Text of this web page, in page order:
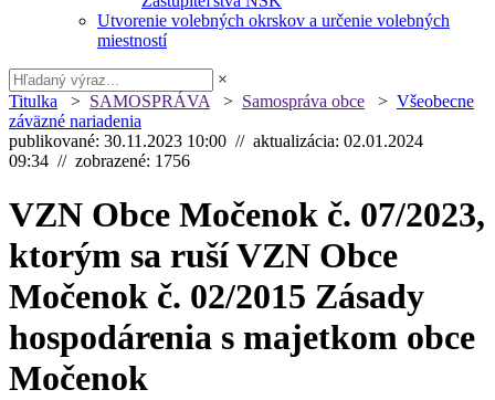
Utvorenie volebných okrskov a určenie volebných
miestností
×
Titulka > SAMOSPRÁVA > Samospráva obce > Všeobecne
záväzné nariadenia
publikované: 30.11.2023 10:00 // aktualizácia: 02.01.2024
09:34 // zobrazené: 1756
VZN Obce Močenok č. 07/2023,
ktorým sa ruší VZN Obce
Močenok č. 02/2015 Zásady
hospodárenia s majetkom obce
Močenok